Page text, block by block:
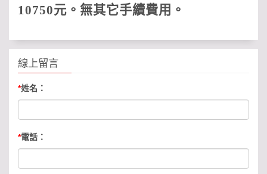
10750元。無其它手續費用 。
線上留言
*姓名：
*電話：